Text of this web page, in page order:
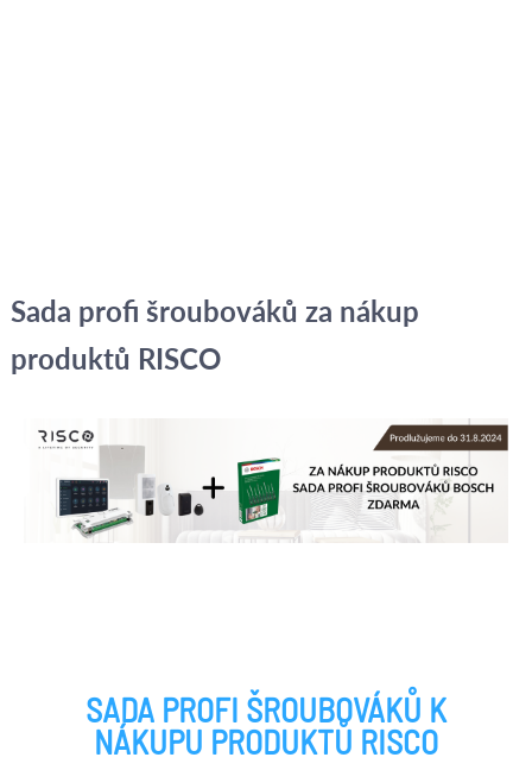
Sada profi šroubováků za nákup
produktů RISCO
SADA PROFI ŠROUBOVÁKŮ K
NÁKUPU PRODUKTŮ RISCO